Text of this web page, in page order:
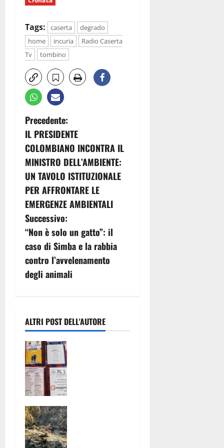
Tags: caserta
degrado
home
incuria
Radio Caserta
Tv
tombino
N
a
v
i
g
a
z
i
e
a
r
t
i
c
Precedente:
IL PRESIDENTE
COLOMBIANO INCONTRA IL
MINISTRO DELL’AMBIENTE:
UN TAVOLO ISTITUZIONALE
PER AFFRONTARE LE
EMERGENZE AMBIENTALI
Successivo:
“Non è solo un gatto”: il
caso di Simba e la rabbia
contro l’avvelenamento
degli animali
ALTRI POST DELL'AUTORE